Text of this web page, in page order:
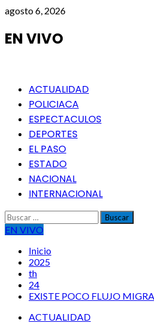
Saltar
contenido
agosto 6, 2026
EN VIVO
Menú
principal
ACTUALIDAD
POLICIACA
ESPECTACULOS
DEPORTES
EL PASO
ESTADO
NACIONAL
INTERNACIONAL
Buscar:
EN VIVO
Inicio
2025
th
24
EXISTE POCO FLUJO
ACTUALIDAD